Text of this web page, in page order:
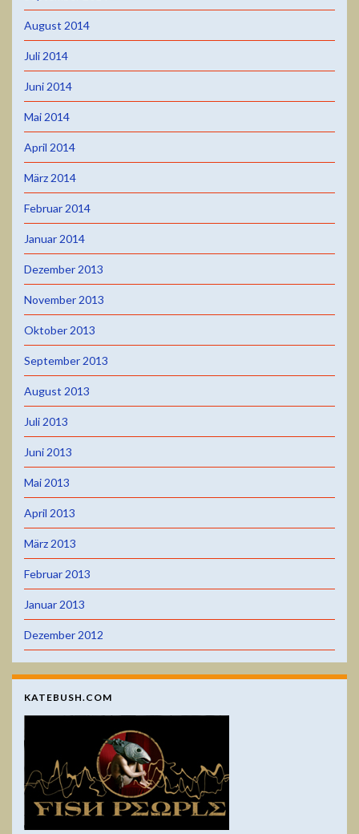
August 2014
Juli 2014
Juni 2014
Mai 2014
April 2014
März 2014
Februar 2014
Januar 2014
Dezember 2013
November 2013
Oktober 2013
September 2013
August 2013
Juli 2013
Juni 2013
Mai 2013
April 2013
März 2013
Februar 2013
Januar 2013
Dezember 2012
KATEBUSH.COM